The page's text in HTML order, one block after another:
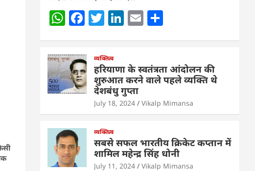
W
h
s
A
p
p
F
a
e
b
o
o
k
T
w
er
Li
n
e
dI
n
E
m
l e
व्यक्तित्व
हरियाणा के स्वतंत्रता आंदोलन की
शुरुआत करने वाले पहले व्यक्ति थे
देशबंधु गुप्ता
July 18, 2024 Vikalp Mimansa
व्यक्तित्व
सबसे सफल भारतीय क्रिकेट कप्तान में
शामिल महेन्द्र सिंह धोनी
July 11, 2024 Vikalp Mimansa